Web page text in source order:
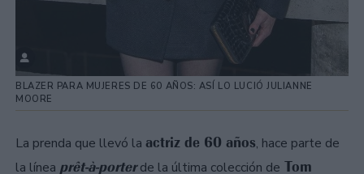
BLAZER PARA MUJERES DE 60 AÑOS: ASÍ LO LUCIÓ JULIANNE
MOORE
La prenda que llevó la actriz de 60 años, hace parte de
la línea prêt-à-porterde la última colección de Tom